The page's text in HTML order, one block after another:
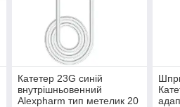
Катетер 23G синій
внутрішньовенний
Alexpharm тип метелик 20